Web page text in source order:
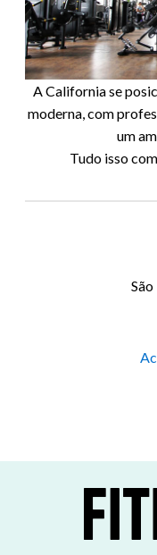
A California se
moderna, com
um
Tudo isso